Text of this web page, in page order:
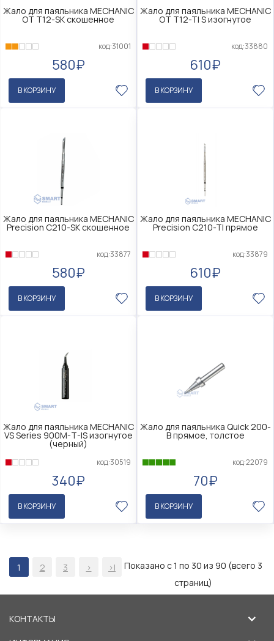
Жало для паяльника MECHANIC
OT T12-SK скошенное
код:31001
580₽
В КОРЗИНУ
Жало для паяльника MECHANIC
OT T12-TI S изогнутое
код:33880
610₽
В КОРЗИНУ
Жало для паяльника MECHANIC
Precision C210-SK скошенное
код:33877
580₽
В КОРЗИНУ
Жало для паяльника MECHANIC
Precision C210-TI прямое
код:33879
610₽
В КОРЗИНУ
Жало для паяльника MECHANIC
VS Series 900M-T-IS изогнутое
(черный)
код:30519
340₽
В КОРЗИНУ
Жало для паяльника Quick 200-
B прямое, толстое
код:22079
70₽
В КОРЗИНУ
1 2 3 > >|
Показано с 1 по 30 из 90 (всего 3
страниц)
КОНТАКТЫ